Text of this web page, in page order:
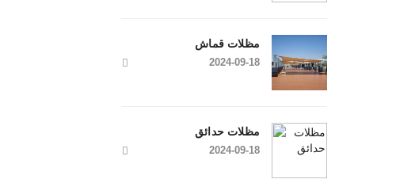
مظلات قماش
2024-09-18
مظلات حدائق
2024-09-18